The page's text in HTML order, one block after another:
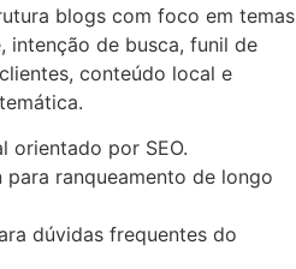
blogs com foco em temas
intenção de busca, funil de
conteúdo local e
orientado por SEO.
para ranqueamento de longo
dúvidas frequentes do